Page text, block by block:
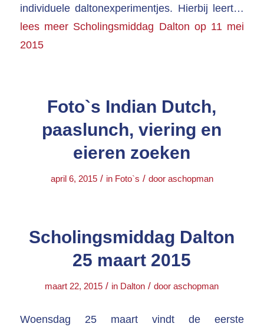
individuele daltonexperimentjes. Hierbij leert…
lees meerScholingsmiddag Dalton op 11 mei
2015
Foto`s Indian Dutch,
paaslunch, viering en
eieren zoeken
april 6, 2015 / in Foto`s / door aschopman
Scholingsmiddag Dalton
25 maart 2015
maart 22, 2015 / in Dalton / dooraschopman
Woensdag 25 maart vindt de eerste